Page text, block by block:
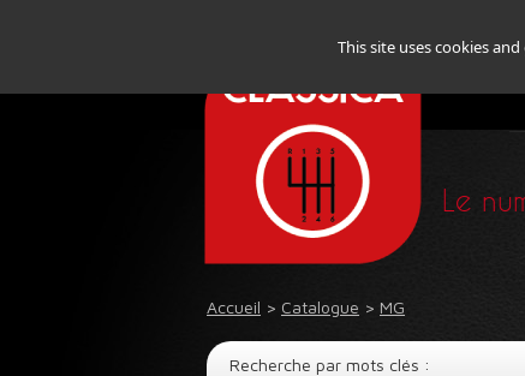
This site uses cookies
Le
Accueil > Catalogue > MG
Recherche par mots clés :